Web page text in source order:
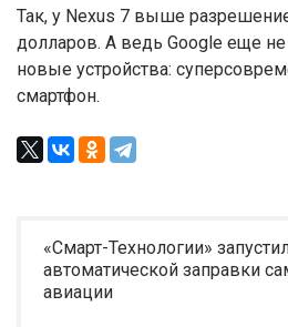
Так, у Nexus 7 выше
долларов. А ведь Google еще
новые устройства:
смартфон.
«Смарт-Технологии»
автоматической заправки
авиации